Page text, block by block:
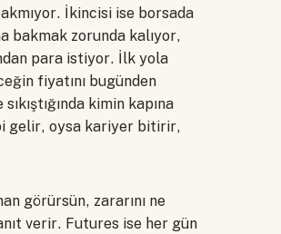
İkincisi ise borsada
bakmak zorunda kalıyor,
para istiyor. İlk yola
fiyatını bugünden
kimin kapına
gelir, oysa kariyer bitirir,
görürsün, zararını ne
verir. Futures ise her gün